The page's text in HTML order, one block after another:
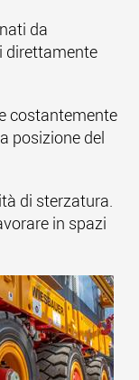
da
direttamente
costantemente
posizione del
di sterzatura.
in spazi